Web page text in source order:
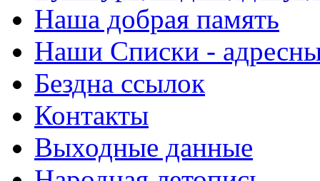
Наша добрая память
Наши Списки -
Бездна ссылок
Контакты
Выходные данные